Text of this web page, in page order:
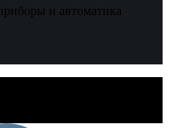
и автоматика